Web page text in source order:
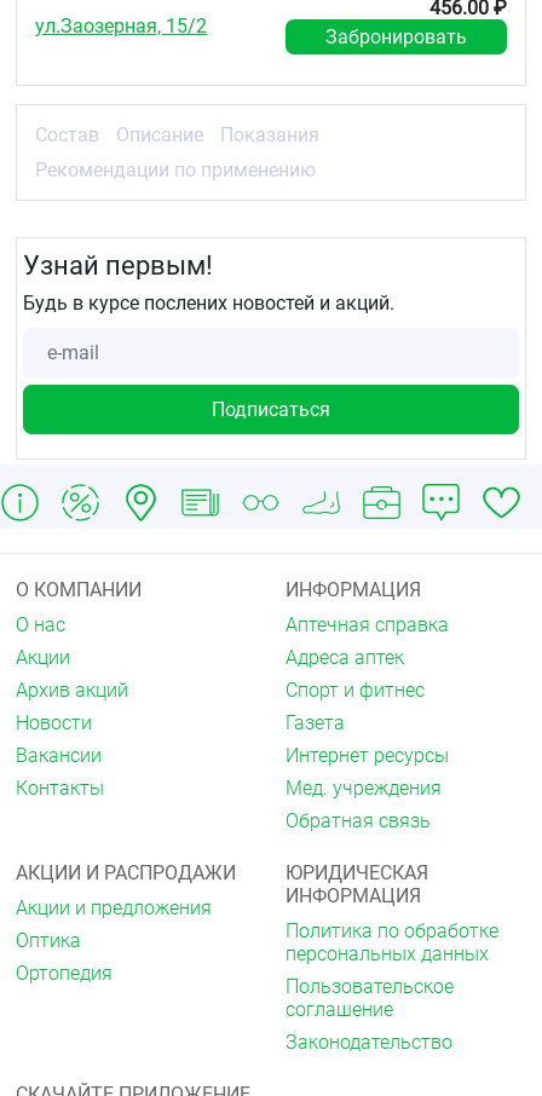
ул.Заозерная, 15/2
456.00 ₽
Забронировать
Состав Описание
Показания
Рекомендации по применению
Узнай первым!
Будь в курсе послених новостей и акций.
О КОМПАНИИ
О нас
Акции
Архив акций
Новости
Вакансии
Контакты
ИНФОРМАЦИЯ
Аптечная справка
Адреса аптек
Спорт и фитнес
Газета
Интернет ресурсы
Мед. учреждения
Обратная связь
АКЦИИ И РАСПРОДАЖИ
Акции и предложения
Оптика
Ортопедия
ЮРИДИЧЕСКАЯ
ИНФОРМАЦИЯ
Политика по обработке
персональных данных
Пользовательское
соглашение
Законодательство